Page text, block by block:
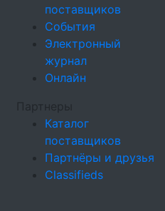
поставщиков
События
Электронный
журнал
Онлайн
Партнеры
Каталог
поставщиков
Партнёры и друзья
Classifieds